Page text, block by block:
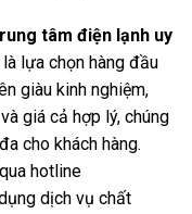
tâm điện lạnh uy
lựa chọn hàng đầu
giàu kinh nghiệm,
giá cả hợp lý, chúng
cho khách hàng.
hotline
dịch vụ chất